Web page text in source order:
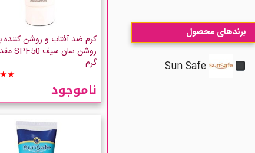
برندهای محصول
Sun Safe
کرم ضد آفتاب و روشن کننده
گرم
ناموجود